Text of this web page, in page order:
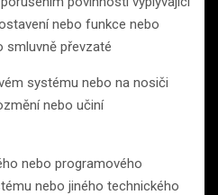
nebo funkce nebo
smluvně převzaté
systému nebo na nosiči
nebo učiní
nebo programového
nebo jiného technického